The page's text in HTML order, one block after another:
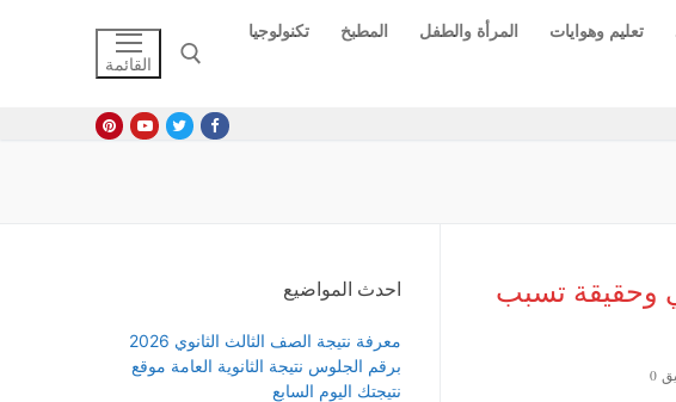
تعليم وهوايات المرأة والطفل المطبخ
تكنولوجيا
القائمة
وحقيقة تسبب
0
احدث المواضيع
معرفة نتيجة الصف الثالث الثانوي 2026
برقم الجلوس نتيجة الثانوية العامة موقع
نتيجتك اليوم السابع